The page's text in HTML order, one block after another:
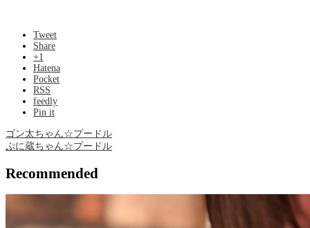
Tweet
Share
+1
Hatena
Pocket
RSS
feedly
Pin it
ゴン太ちゃん☆プードル
ぷに蔵ちゃん☆プードル
Recommended